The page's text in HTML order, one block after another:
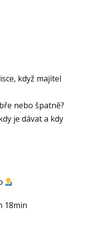
když majitel
nebo špatně?
je dávat a kdy
18min